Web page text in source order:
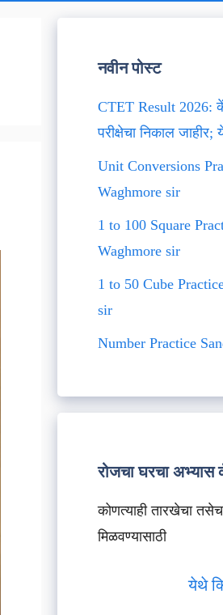
नवीन पोस्ट
CTET Result 2026:
परीक्षेचा निकाल
Unit Conversions
Waghmore sir
1 to 100 Square
Waghmore sir
1 to 50 Cube
sir
Number Practice
रोजचा घरचा
कोणत्याही तारखेचा
मिळवण्यासाठी
येथे